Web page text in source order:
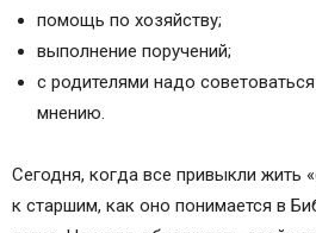
помощь по хозяйству;
выполнение поручений;
с родителями надо
мнению.
Сегодня, когда все привыкли жить
к старшим, как оно понимается в